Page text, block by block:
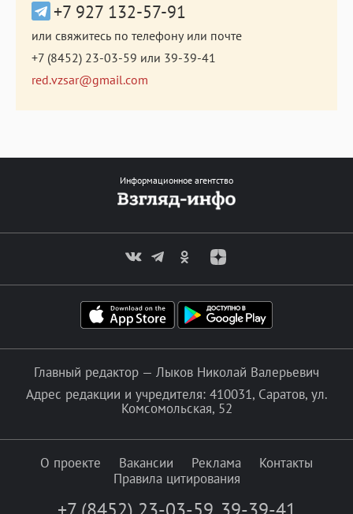
+7 927 132-57-91
или свяжитесь по телефону или почте
+7 (8452) 23-03-59 или 39-39-41
red.vzsar@gmail.com
Информационное агентство
Главный редактор — Лыков Николай Валерьевич
Адрес редакции и учредителя: 410031, Саратов, ул.
Комсомольская, 52
О проекте Вакансии Реклама
Контакты
Правила цитирования